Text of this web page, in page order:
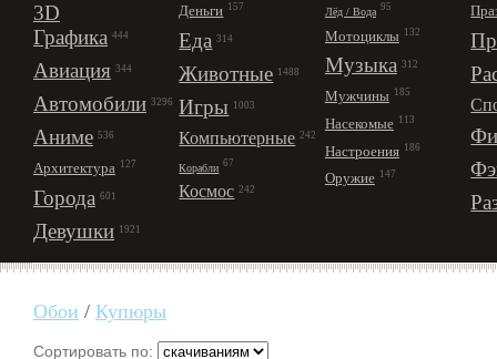
3D
Графика 444
Авиация 344
Автомобили 3296
Аниме 536
Архитектура 127
Города 601
Девушки 1921
Деньги 157
Еда 314
Животные 1488
Игры 1003
Компьютерные 242
Корабли 67
Космос 242
Лёд / Вода 95
Мотоциклы 132
Музыка 312
Мужчины 185
Насекомые 113
Настроения 186
Оружие 147
Обои / Купюры
Сортировать по: